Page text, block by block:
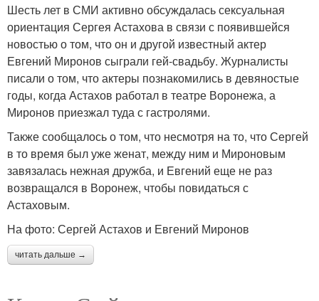
Шесть лет в СМИ активно обсуждалась сексуальная
ориентация Сергея Астахова в связи с появившейся
новостью о том, что он и другой известный актер
Евгений Миронов сыграли гей-свадьбу. Журналисты
писали о том, что актеры познакомились в девяностые
годы, когда Астахов работал в театре Воронежа, а
Миронов приезжал туда с гастролями.
Также сообщалось о том, что несмотря на то, что Сергей
в то время был уже женат, между ним и Мироновым
завязалась нежная дружба, и Евгений еще не раз
возвращался в Воронеж, чтобы повидаться с
Астаховым.
На фото: Сергей Астахов и Евгений Миронов
читать дальше →